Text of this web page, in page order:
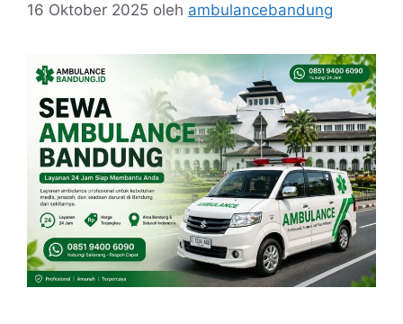
16 Oktober 2025 oleh ambulancebandung